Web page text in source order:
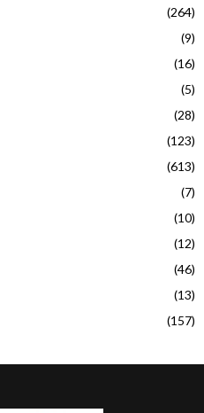
(264)
(9)
(16)
(5)
(28)
(123)
(613)
(7)
(10)
(12)
(46)
(13)
(157)